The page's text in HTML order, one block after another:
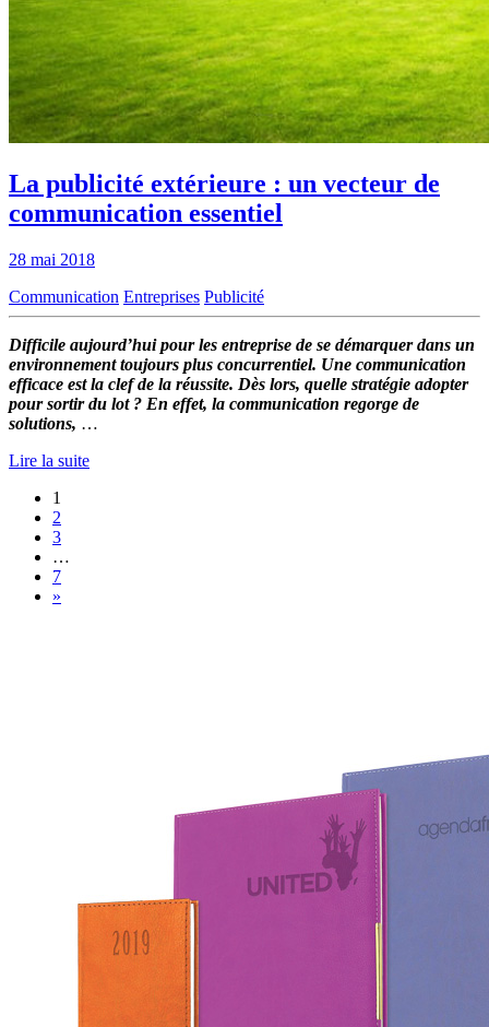
La publicité extérieure : un vecteur de
communication essentiel
28 mai 2018
Communication Entreprises Publicité
Difficile aujourd’hui pour les entreprise de se démarquer dans un
environnement toujours plus concurrentiel. Une communication
efficace est la clef de la réussite. Dès lors, quelle stratégie adopter
pour sortir du lot ? En effet, la communication regorge de
solutions, …
Lire la suite
1
2
3
…
7
»